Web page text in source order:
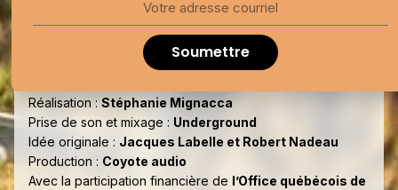
Réalisation : Stéphanie Mignacca
Prise de son et mixage : Underground
Idée originale : Jacques Labelle et Robert Nadeau
Production : Coyote audio
Avec la participation financière de l’Office québécois de
Soumettre